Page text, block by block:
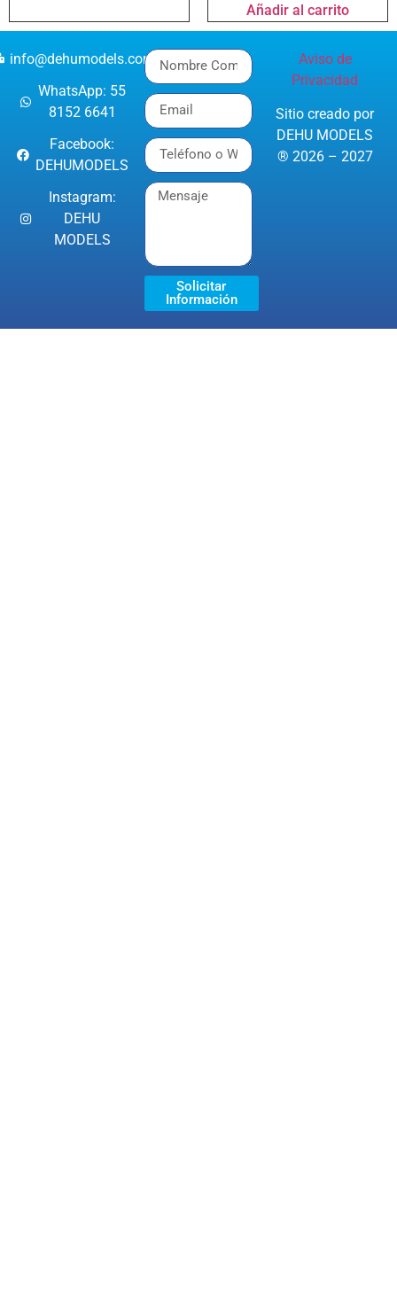
Añadir al carrito
info@dehumodels.com
WhatsApp: 55
8152 6641
Facebook:
DEHUMODELS
Instagram:
DEHU
MODELS
Solicitar
Información
Aviso de
Privacidad
Sitio creado por
DEHU MODELS
® 2026 – 2027